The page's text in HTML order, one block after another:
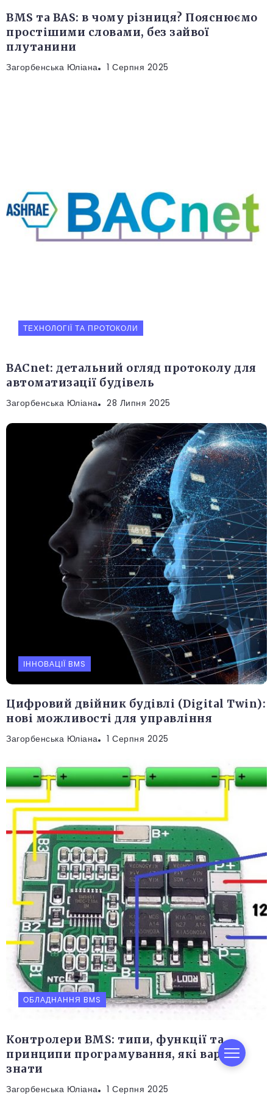
BMS та BAS: в чому різниця? Пояснюємо
простішими словами, без зайвої
плутанини
Загорбенська Юліана 1 Серпня 2025
ТЕХНОЛОГІЇ ТА ПРОТОКОЛИ
BACnet: детальний огляд протоколу для
автоматизації будівель
Загорбенська Юліана 28 Липня 2025
ІННОВАЦІЇ BMS
Цифровий двійник будівлі (Digital Twin):
нові можливості для управління
Загорбенська Юліана 1 Серпня 2025
ОБЛАДНАННЯ BMS
Контролери BMS: типи, функції та
принципи програмування, які варто
знати
Загорбенська Юліана 1 Серпня 2025